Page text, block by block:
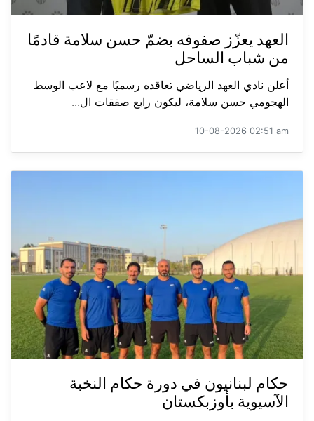
العهد يعزّز صفوفه بضمّ حسن سلامة قادمًا
من شباب الساحل
أعلن نادي العهد الرياضي تعاقده رسميًا مع لاعب الوسط
الهجومي حسن سلامة، ليكون رابع صفقات ال...
10-08-2026 02:51 am
حكام لبنانيون في دورة حكام النخبة
الآسيوية بأوزبكستان